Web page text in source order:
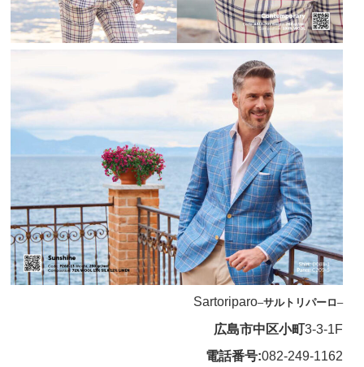
Sartoriparo–サルトリパーロ–
広島市中区小町3-3-1F
電話番号:082-249-1162